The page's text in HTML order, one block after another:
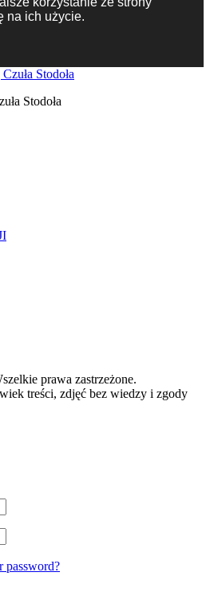
na ich użycie.
Stodoła
prawa zastrzeżone.
treści, zdjęć bez wiedzy i zgody
password?